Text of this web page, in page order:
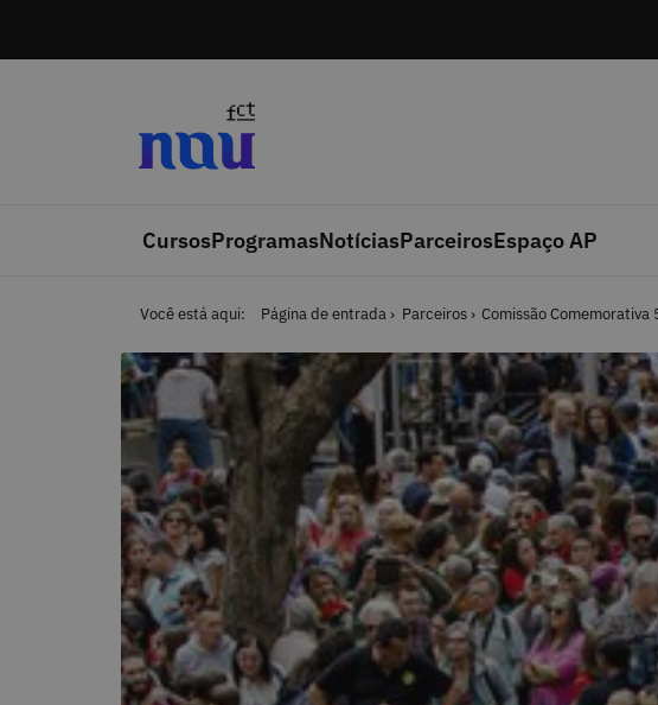
CursosProgramasNotíciasParceirosEspaço AP
Você está aqui: Página de entrada Parceiros Comissão